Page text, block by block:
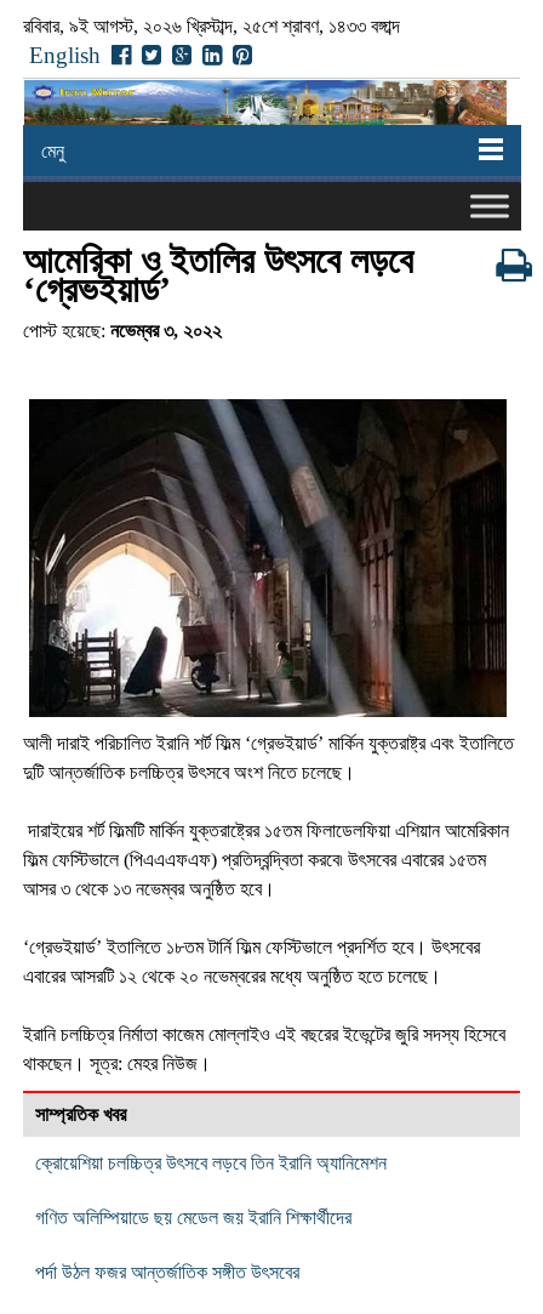
রবিবার, ৯ই আগস্ট, ২০২৬ খ্রিস্টাব্দ, ২৫শে শ্রাবণ, ১৪৩৩ বঙ্গাব্দ
English
মেনু
আমেরিকা ও ইতালির উৎসবে লড়বে
‘গ্রেভইয়ার্ড’
পোস্ট হয়েছে: নভেম্বর ৩, ২০২২
আলী দারাই পরিচালিত ইরানি শর্ট ফিল্ম ‘গ্রেভইয়ার্ড’ মার্কিন যুক্তরাষ্ট্র এবং ইতালিতে
দুটি আন্তর্জাতিক চলচ্চিত্র উৎসবে অংশ নিতে চলেছে।
দারাইয়ের শর্ট ফিল্মটি মার্কিন যুক্তরাষ্ট্রের ১৫তম ফিলাডেলফিয়া এশিয়ান আমেরিকান
ফিল্ম ফেস্টিভালে (পিএএএফএফ) প্রতিদ্বন্দ্বিতা করবে৷ উৎসবের এবারের ১৫তম
আসর ৩ থেকে ১৩ নভেম্বর অনুষ্ঠিত হবে।
‘গ্রেভইয়ার্ড’ ইতালিতে ১৮তম টার্নি ফিল্ম ফেস্টিভালে প্রদর্শিত হবে। উৎসবের
এবারের আসরটি ১২ থেকে ২০ নভেম্বরের মধ্যে অনুষ্ঠিত হতে চলেছে।
ইরানি চলচ্চিত্র নির্মাতা কাজেম মোল্লাইও এই বছরের ইভেন্টের জুরি সদস্য হিসেবে
থাকছেন। সূত্র: মেহর নিউজ।
সাম্প্রতিক খবর
ক্রোয়েশিয়া চলচ্চিত্র উৎসবে লড়বে তিন ইরানি অ্যানিমেশন
গণিত অলিম্পিয়াডে ছয় মেডেল জয় ইরানি শিক্ষার্থীদের
পর্দা উঠল ফজর আন্তর্জাতিক সঙ্গীত উৎসবের